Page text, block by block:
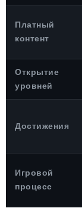
Платный
контент
Открытие
уровней
Достижения
Игровой
процесс